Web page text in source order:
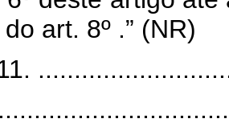
do art. 8º .” (NR)